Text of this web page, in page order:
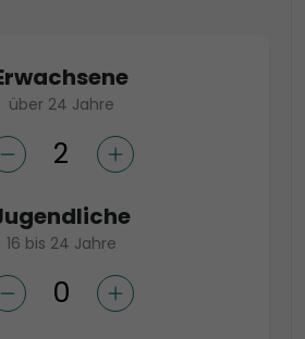
über 24 Jahre
16 bis 24 Jahre